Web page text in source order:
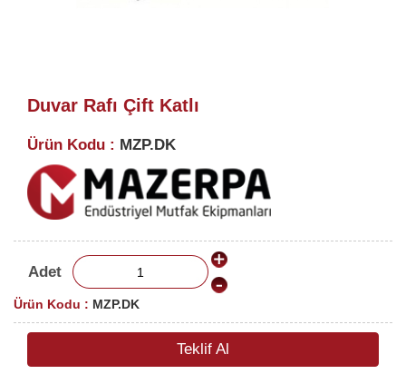
Duvar Rafı Çift Katlı
Ürün Kodu : MZP.DK
Adet
Ürün Kodu : MZP.DK
Teklif Al